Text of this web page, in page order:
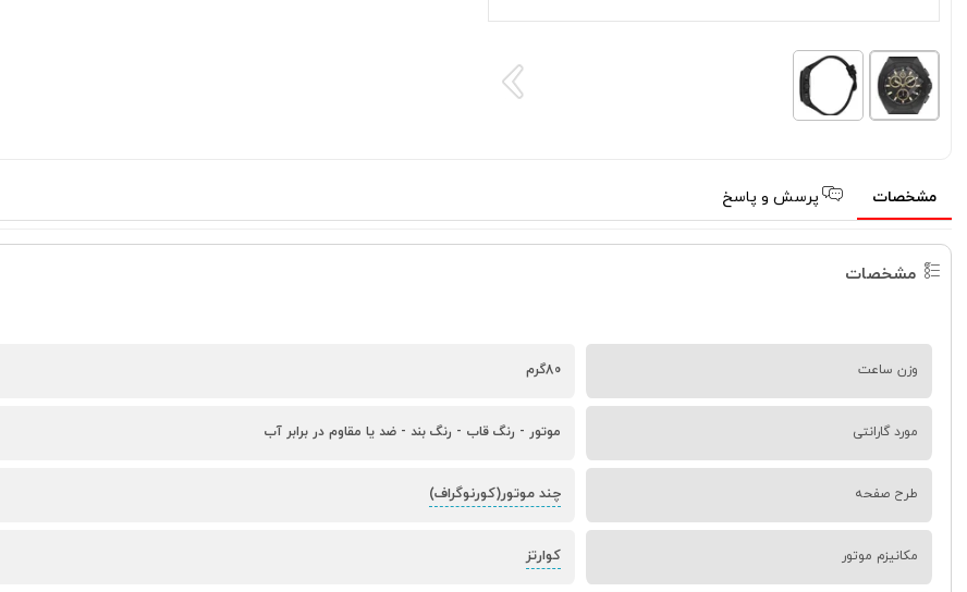
مشخصات پرسش و پاسخ
مشخصات
وزن ساعت 80گرم
مورد گارانتی موتور - رنگ قاب - رنگ بند - ضد یا مقاوم در برابر آب
طرح صفحه چند موتور(کورنوگراف)
مکانیزم موتور کوارتز